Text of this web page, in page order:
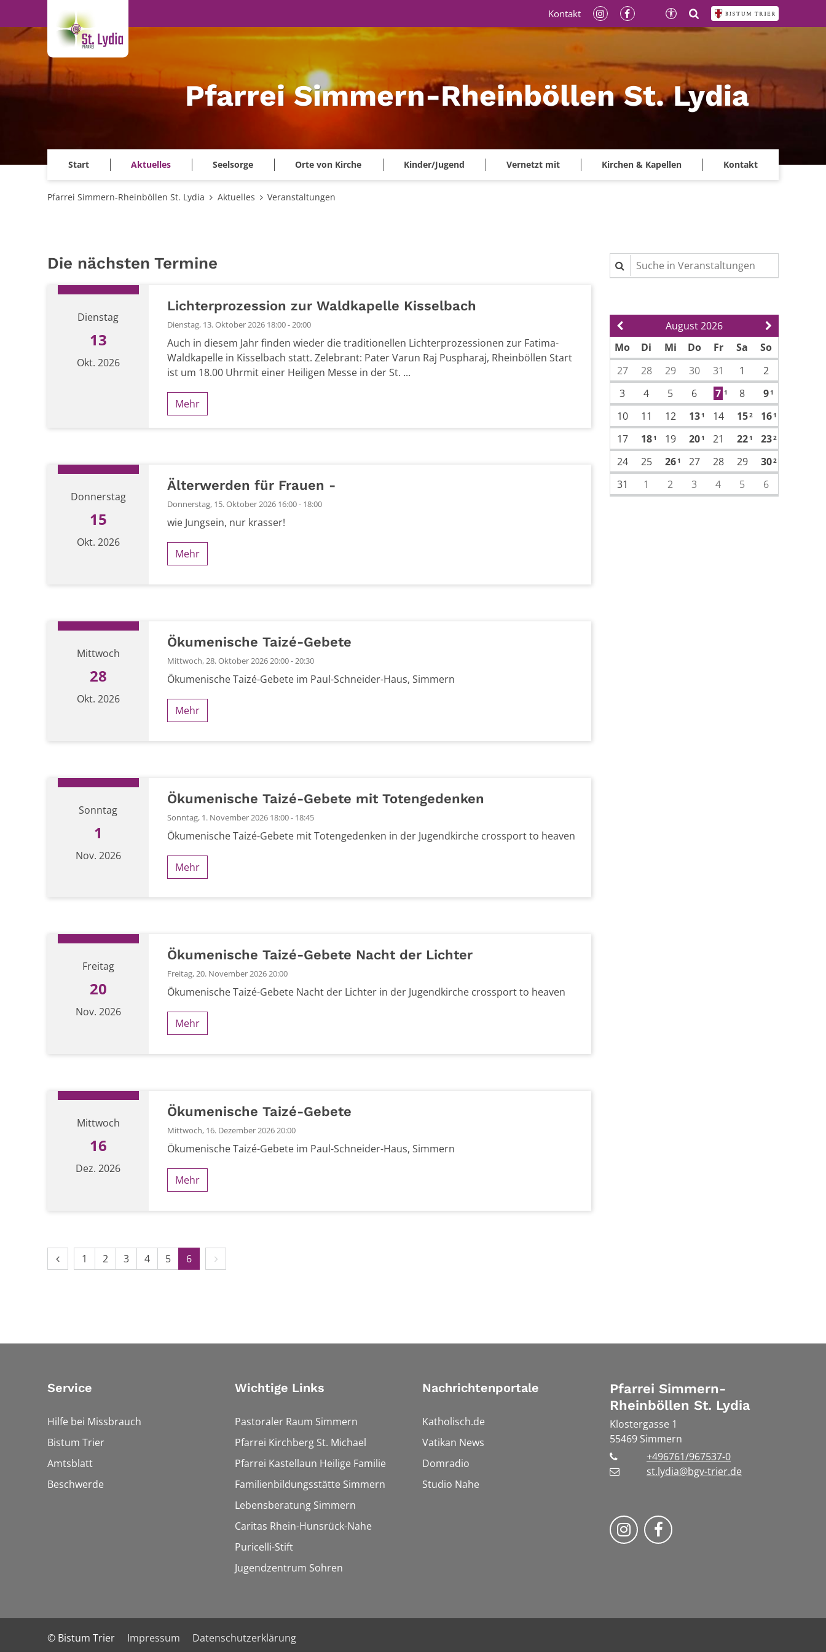
Pfarrei Simmern-Rheinböllen St. Lydia
Start Aktuelles Seelsorge Orte von Kirche Kinder/Jugend Vernetzt mit Kirchen & Kapellen Kontakt
Kontakt
Pfarrei Simmern-Rheinböllen St. Lydia Aktuelles Veranstaltungen
Die nächsten Termine
Dienstag
13
Okt. 2026
Lichterprozession zur Waldkapelle Kisselbach
Dienstag, 13. Oktober 2026 18:00 - 20:00
Auch in diesem Jahr finden wieder die traditionellen Lichterprozessionen zur Fatima-
Waldkapelle in Kisselbach statt. Zelebrant: Pater Varun Raj Puspharaj, Rheinböllen Start
ist um 18.00 Uhrmit einer Heiligen Messe in der St. ...
Mehr
Donnerstag
15
Okt. 2026
Älterwerden für Frauen -
Donnerstag, 15. Oktober 2026 16:00 - 18:00
wie Jungsein, nur krasser!
Mehr
Mittwoch
28
Okt. 2026
Ökumenische Taizé-Gebete
Mittwoch, 28. Oktober 2026 20:00 - 20:30
Ökumenische Taizé-Gebete im Paul-Schneider-Haus, Simmern
Mehr
Sonntag
1
Nov. 2026
Ökumenische Taizé-Gebete mit Totengedenken
Sonntag, 1. November 2026 18:00 - 18:45
Ökumenische Taizé-Gebete mit Totengedenken in der Jugendkirche crossport to heaven
Mehr
Freitag
20
Nov. 2026
Ökumenische Taizé-Gebete Nacht der Lichter
Freitag, 20. November 2026 20:00
Ökumenische Taizé-Gebete Nacht der Lichter in der Jugendkirche crossport to heaven
Mehr
Mittwoch
16
Dez. 2026
Ökumenische Taizé-Gebete
Mittwoch, 16. Dezember 2026 20:00
Ökumenische Taizé-Gebete im Paul-Schneider-Haus, Simmern
Mehr
Vorherige Seite
Erste Seite
1 2 3 4 5 6 Nächste Seite
Suche in Veranstaltungen
Vorherige Seite
August 2026 Nächste
Mo Di Mi Do Fr Sa
So
27
28 29 30 31 1
2
3
4 5 6 7 1 8 91
10 11 12 131 14 152 161
17 181 19 201 21 221 232
24 25 261 27 28 29 302
31 1 2 3 4 5 6
Service
Hilfe bei Missbrauch
Bistum Trier
Amtsblatt
Beschwerde
Wichtige Links
Pastoraler Raum Simmern
Pfarrei Kirchberg St. Michael
Pfarrei Kastellaun Heilige Familie
Familienbildungsstätte Simmern
Lebensberatung Simmern
Caritas Rhein-Hunsrück-Nahe
Puricelli-Stift
Jugendzentrum Sohren
Nachrichtenportale
Katholisch.de
Vatikan News
Domradio
Studio Nahe
Pfarrei Simmern-
Rheinböllen St. Lydia
Klostergasse 1
55469 Simmern
+496761/967537-0
st.lydia@bgv-trier.de
Wir auf Instragram
Wir auf Facebook
© Bistum Trier Impressum Datenschutzerklärung